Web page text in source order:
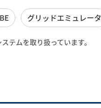
グリッドエミュレータ
テムを取り扱っています。